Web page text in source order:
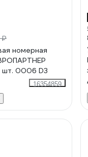
₽
номерная
0006 D3
16354859